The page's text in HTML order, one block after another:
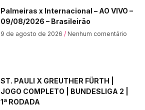
Palmeiras x Internacional – AO VIVO –
09/08/2026 – Brasileirão
9 de agosto de 2026 Nenhum comentário
ST. PAULI X GREUTHER FÜRTH |
JOGO COMPLETO | BUNDESLIGA 2 |
1ª RODADA